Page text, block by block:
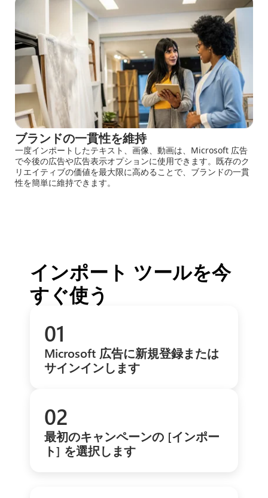
ブランドの一貫性を維持
一度インポートしたテキスト、画像、動画は、Microsoft 広告
で今後の広告や広告表示オプションに使用できます。既存のク
リエイティブの価値を最大限に高めることで、ブランドの一貫
性を簡単に維持できます。
インポート ツールを今
すぐ使う
01
Microsoft 広告に新規登録または
サインインします
02
最初のキャンペーンの [インポー
ト] を選択します